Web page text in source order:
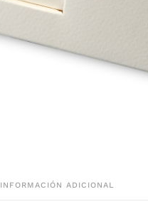
INFORMACIÓN ADICIONAL